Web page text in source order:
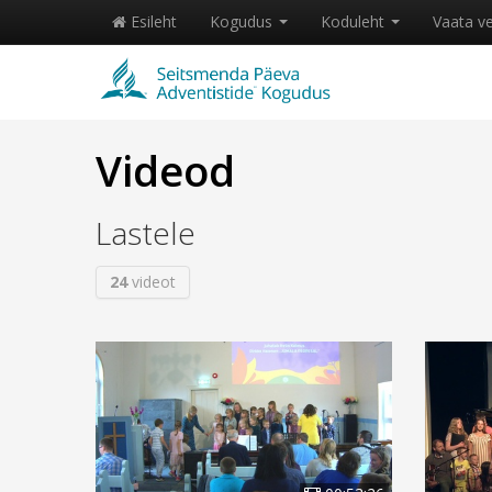
Esileht Kogudus Koduleht Vaata
Videod
Lastele
24videot